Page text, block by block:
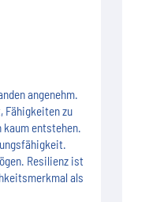
angenehm.
Fähigkeiten zu
entstehen.
Resilienz ist
als